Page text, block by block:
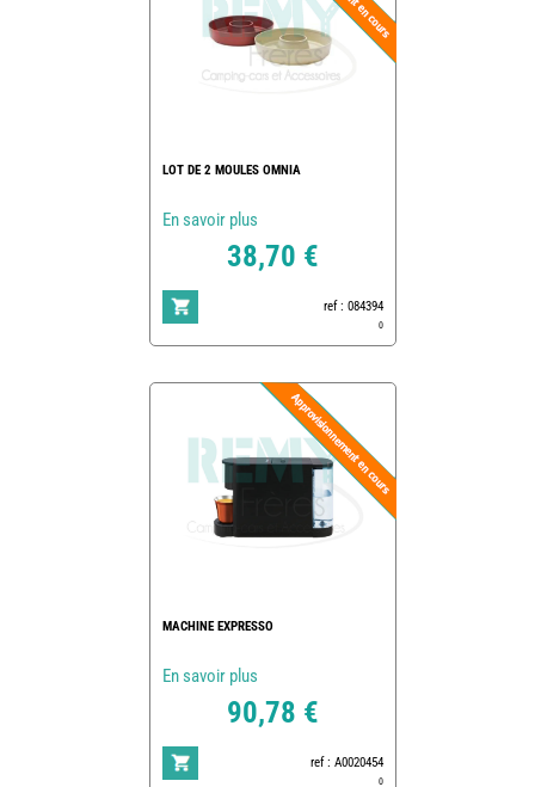
LOT DE 2 MOULES OMNIA
En savoir plus
38,70 €
ref : 084394
0
MACHINE EXPRESSO
En savoir plus
90,78 €
ref : A0020454
0